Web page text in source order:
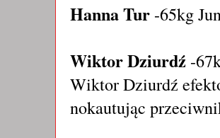
Hanna Tur -65kg
Wiktor Dziurdź -
Wiktor Dziurdź
nokautując